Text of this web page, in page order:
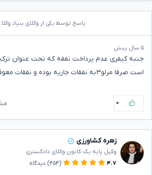
پاسخ توسط یکی از وکلای بنیاد وکلا
۵ سال پیش
جنبه کیفری عدم پرداخت نفقه که تحت عنوان ترک
است صرفا مرلو۳به نفقات جاریه بوده و نفقات معوقه را شامل نمی شود.
۰
زهره کشاورزی
وکیل پایه یک کانون وکلای دادگستری
۴.۷
(۴۵۴) دیدگاه